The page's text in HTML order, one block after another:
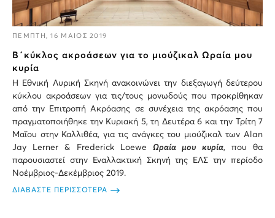
ΠΕΜΠΤΗ, 16 ΜΑΙΟΣ 2019
Β΄κύκλος ακροάσεων για το μιούζικαλ Ωραία μου
κυρία
Η Εθνική Λυρική Σκηνή ανακοινώνει την διεξαγωγή δεύτερου
κύκλου ακροάσεων για τις/τους μονωδούς που προκρίθηκαν
από την Επιτροπή Ακρόασης σε συνέχεια της ακρόασης που
πραγματοποιήθηκε την Κυριακή 5, τη Δευτέρα 6 και την Τρίτη 7
Μαΐου στην Καλλιθέα, για τις ανάγκες του μιούζικαλ των Alan
Jay Lerner & Frederick LoeweΩραία μου κυρία, που θα
παρουσιαστεί στην Εναλλακτική Σκηνή της ΕΛΣ την περίοδο
Νοέμβριος-Δεκέμβριος 2019.
ΔΙΑΒΑΣΤΕ ΠΕΡΙΣΣΟΤΕΡΑ